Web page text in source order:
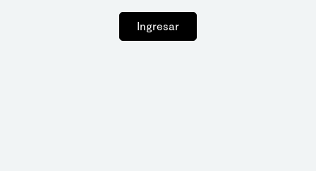
Ingresar